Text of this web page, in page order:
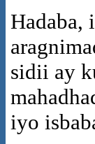
Hadaba,
sidii ay
iyo